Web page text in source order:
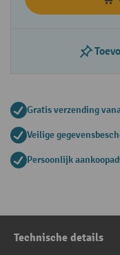
Gratis verzending
Veilige
Persoonlijk
Technische details